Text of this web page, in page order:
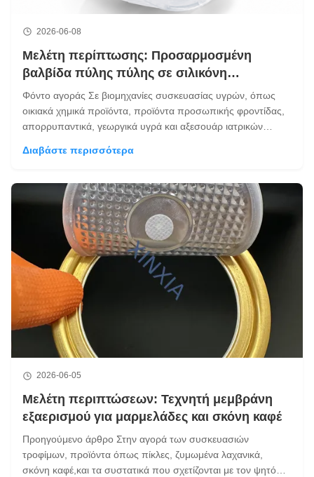
2026-06-08
Μελέτη περίπτωσης: Προσαρμοσμένη
βαλβίδα πύλης πύλης σε σιλικόνη
ενσωματωμένη στο καπάκι για εξαερισμό
υγρού
Φόντο αγοράς Σε βιομηχανίες συσκευασίας υγρών, όπως
οικιακά χημικά προϊόντα, προϊόντα προσωπικής φροντίδας,
απορρυπαντικά, γεωργικά υγρά και αξεσουάρ ιατρικών
διαρροών είναι ζωτικής σημασίας. Όταν τα υγρά προϊόντα
Διαβάστε περισσότερα
2026-06-05
Μελέτη περιπτώσεων: Τεχνητή μεμβράνη
εξαερισμού για μαρμελάδες και σκόνη καφέ
Προηγούμενο άρθρο Στην αγορά των συσκευασιών
τροφίμων, προϊόντα όπως πίκλες, ζυμωμένα λαχανικά,
σκόνη καφέ,και τα συστατικά που σχετίζονται με τον ψητό